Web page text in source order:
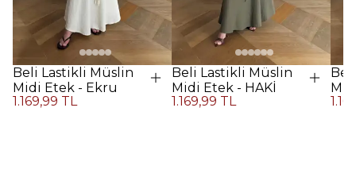
Beli Lastikli Müslin
Midi Etek - Ekru
1.169,99 TL
Beli Lastikli Müslin
Midi Etek - HAKİ
1.169,99 TL